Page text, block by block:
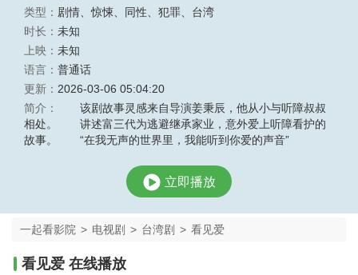
类型： 剧情 、惊悚 同性 犯罪
台湾
时长： 未知
上映： 未知
语言： 普通话
更新： 2026-03-06 05:04:20
简介：
该剧故事灵感来自导演姜秉辰，他从小与听障叔叔
相处。 讲述富三代为逃避继承家业，意外爱上听障看护的
故事。 “在我无声的世界里，我能听到你爱的声音”
立即播放
一起看影院 > 电视剧 > 台湾剧 > 看见爱
看见爱 在线播放